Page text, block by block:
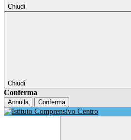
Chiudi
Chiudi
Conferma
Annulla Conferma